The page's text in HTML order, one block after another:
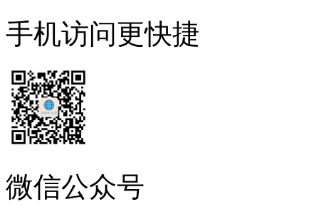
手机访问更快捷
微信公众号